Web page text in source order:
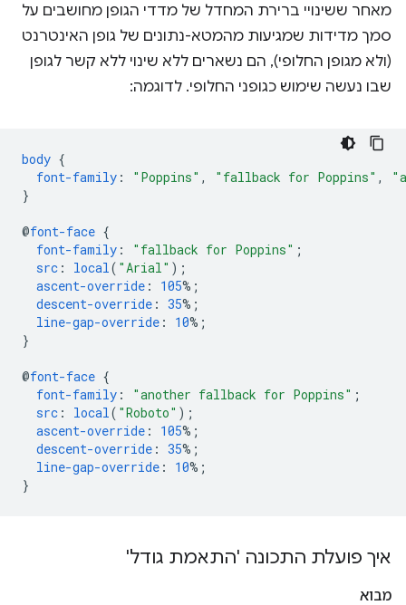
מאחר ששינויי ברירת המחדל של מדדי הגופן מחושבים על
סמך מדידות שמגיעות מהמטא-נתונים של גופן האינטרנט
(ולא מגופן החלופי), הם נשארים ללא שינוי ללא קשר לגופן
שבו נעשה שימוש כגופני החלופי. לדוגמה:
body {
font-family : "Poppins" , "fallback for Poppins" ,
}
@font-face {
font-family : "fallback for Poppins" ;
src : local( "Arial" );
ascent-override : 105%;
descent-override : 35%;
line-gap-override : 10%;
}
@font-face {
font-family : "another fallback for Poppins" ;
src : local( "Roboto" );
ascent-override : 105%;
descent-override : 35%;
line-gap-override : 10%;
}
איך פועלת התכונה 'התאמת גודל'
מבוא